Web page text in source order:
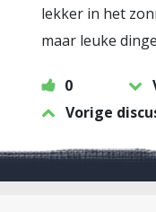
lekker in het
maar leuke
0
Vorige